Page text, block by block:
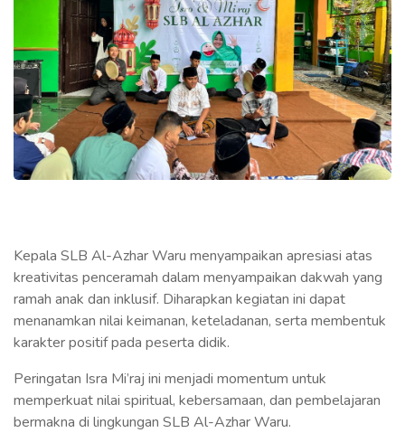
Kepala SLB Al-Azhar Waru menyampaikan apresiasi atas
kreativitas penceramah dalam menyampaikan dakwah yang
ramah anak dan inklusif. Diharapkan kegiatan ini dapat
menanamkan nilai keimanan, keteladanan, serta membentuk
karakter positif pada peserta didik.
Peringatan Isra Mi’raj ini menjadi momentum untuk
memperkuat nilai spiritual, kebersamaan, dan pembelajaran
bermakna di lingkungan SLB Al-Azhar Waru.